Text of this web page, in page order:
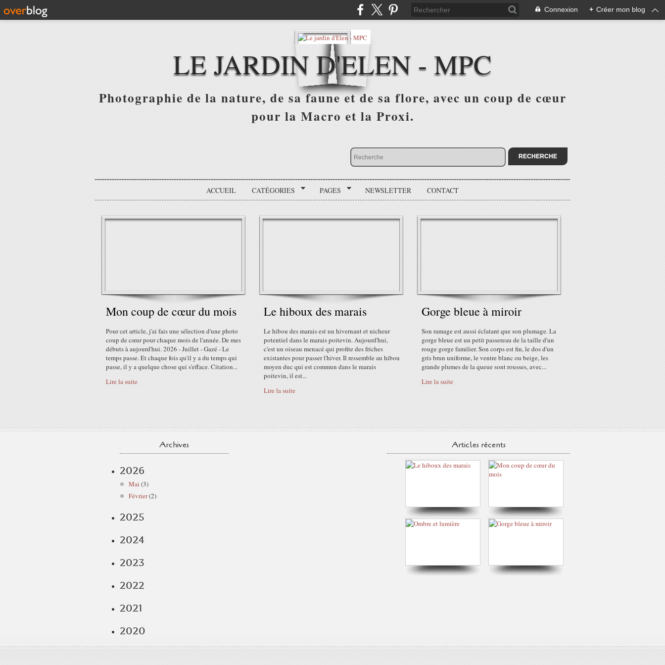
Connexion + Créer mon blog
LE JARDIN D'ELEN - MPC
Photographie de la nature, de sa faune et de sa flore, avec un coup de cœur
pour la Macro et la Proxi.
ACCUEIL CATÉGORIES PAGES NEWSLETTER CONTACT
Mon coup de cœur du mois
Pour cet article, j'ai fais une sélection d'une photo
coup de cœur pour chaque mois de l'année. De mes
débuts à aujourd'hui. 2026 - Juillet - Gazé - Le
temps passe. Et chaque fois qu'il y a du temps qui
passe, il y a quelque chose qui s'efface. Citation...
Lire la suite
Le hiboux des marais
Le hibou des marais est un hivernant et nicheur
potentiel dans le marais poitevin. Aujourd'hui,
c'est un oiseau menacé qui profite des friches
existantes pour passer l'hiver. Il ressemble au hibou
moyen duc qui est commun dans le marais
poitevin, il est...
Lire la suite
Gorge bleue à miroir
Son ramage est aussi éclatant que son plumage. La
gorge bleue est un petit passereau de la taille d'un
rouge gorge familier. Son corps est fin, le dos d'un
gris brun uniforme, le ventre blanc ou beige, les
grande plumes de la queue sont rousses, avec...
Lire la suite
Archives
2026
Mai (3)
Février(2)
2025
2024
2023
2022
2021
2020
Articles récents